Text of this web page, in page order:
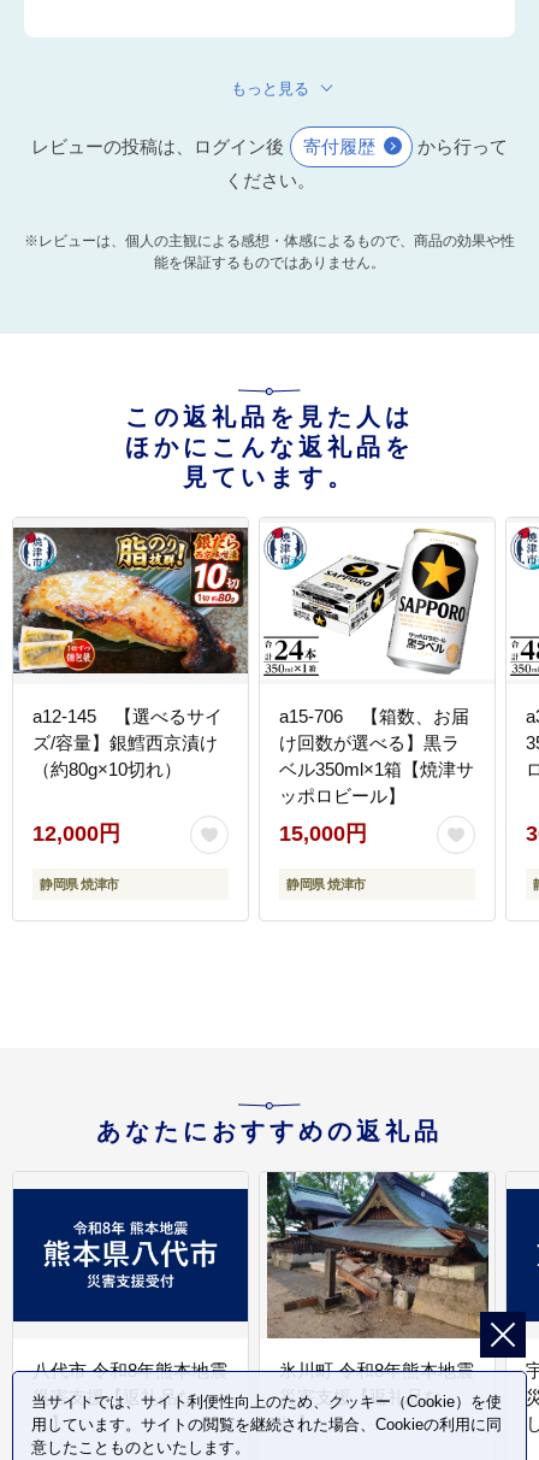
もっと見る
レビューの投稿は、ログイン後 寄付履歴
から行って
ください。
※レビューは、個人の主観による感想・体感によるもので、商品の効果や性
能を保証するものではありません。
この返礼品を見た人は
ほかにこんな返礼品を
見ています。
a12-145 【選べるサイ
ズ/容量】銀鱈西京漬け
（約80g×10切れ）
12,000円
静岡県 焼津市
a15-706 【箱数、お届
け回数が選べる】黒ラ
ベル350ml×1箱【焼津サ
ッポロビール】
15,000円
静岡県 焼津市
あなたにおすすめの返礼品
八代市 令和8年熊本地震
災害支援【返礼品な
し】
氷川町 令和8年熊本地震
災害支援【返礼品な
し】
当サイトでは、サイト利便性向上のため、クッキー（Cookie）を使
用しています。サイトの閲覧を継続された場合、Cookieの利用に同
意したことものといたします。